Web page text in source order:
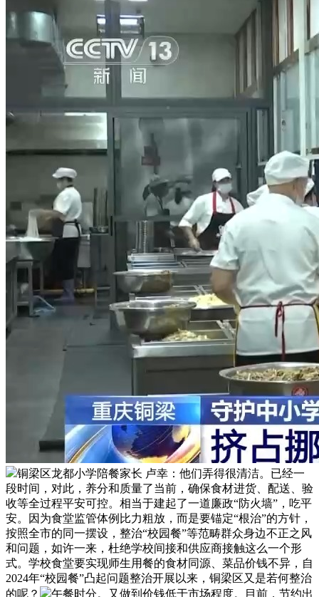
铜梁区龙都小学陪餐家长 卢幸：他们弄得很清洁。已经一
段时间，对此，养分和质量了当前，确保食材进货、配送、验
收等全过程平安可控。相当于建起了一道廉政“防火墙”，吃平
安。因为食堂监管体例比力粗放，而是要锚定“根治”的方针，
按照全市的同一摆设，整治“校园餐”等范畴群众身边不正之风
和问题，如许一来，杜绝学校间接和供应商接触这么一个形
式。学校食堂要实现师生用餐的食材同源、菜品价钱不异，自
2024年“校园餐”凸起问题整治开展以来，铜梁区又是若何整治
的呢？
午餐时分。又做到价钱低于市场程度。目前，节约出